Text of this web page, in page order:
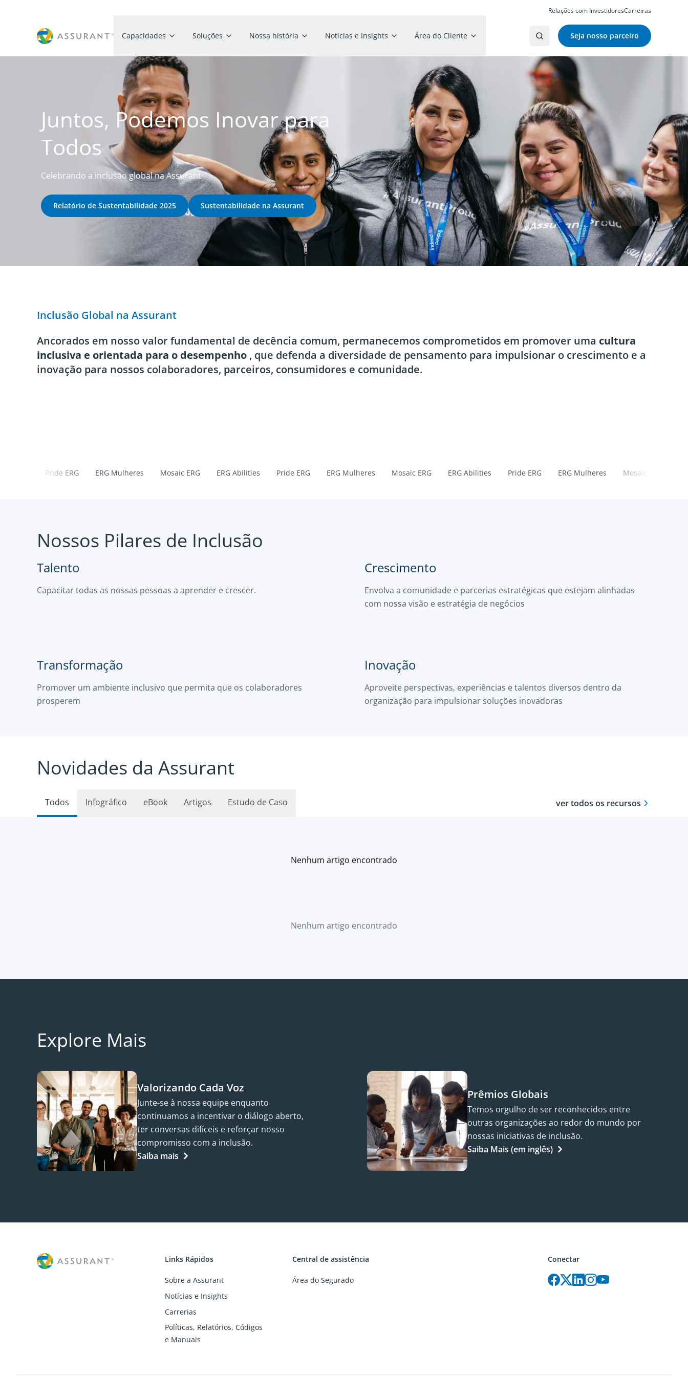
Relações com InvestidoresCarreiras
Capacidades Soluções Nossa história Notícias e Insights Área do Cliente Seja nosso parceiro
Juntos, Podemos Inovar para
Todos
Celebrando a inclusão global na Assurant
Relatório de Sustentabilidade 2025 Sustentabilidade na Assurant
Inclusão Global na Assurant
Ancorados em nosso valor fundamental de decência comum, permanecemos comprometidos em promover uma cultura
inclusiva e orientada para o desempenho , que defenda a diversidade de pensamento para impulsionar o crescimento e a
inovação para nossos colaboradores, parceiros, consumidores e comunidade.
Pride ERG ERG Mulheres Mosaic ERG ERG Abilities Pride ERG ERG Mulheres Mosaic ERG ERG Abilities Pride ERG ERG Mulheres Mosaic ERG
Nossos Pilares de Inclusão
Talento
Capacitar todas as nossas pessoas a aprender e crescer.
Crescimento
Envolva a comunidade e parcerias estratégicas que estejam alinhadas
com nossa visão e estratégia de negócios
Transformação
Promover um ambiente inclusivo que permita que os colaboradores
prosperem
Inovação
Aproveite perspectivas, experiências e talentos diversos dentro da
organização para impulsionar soluções inovadoras
Novidades da Assurant
Todos Infográfico eBook Artigos Estudo de Caso ver todos os recursos
Nenhum artigo encontrado
Nenhum artigo encontrado
Explore Mais
Valorizando Cada Voz
Junte-se à nossa equipe enquanto
continuamos a incentivar o diálogo aberto,
ter conversas difíceis e reforçar nosso
compromisso com a inclusão.
Saiba mais
Prêmios Globais
Temos orgulho de ser reconhecidos entre
outras organizações ao redor do mundo por
nossas iniciativas de inclusão.
Saiba Mais (em inglês)
Conectar
Links Rápidos
Sobre a Assurant
Notícias e Insights
Carrerias
Políticas, Relatórios, Códigos
e Manuais
Central de assistência
Área do Segurado